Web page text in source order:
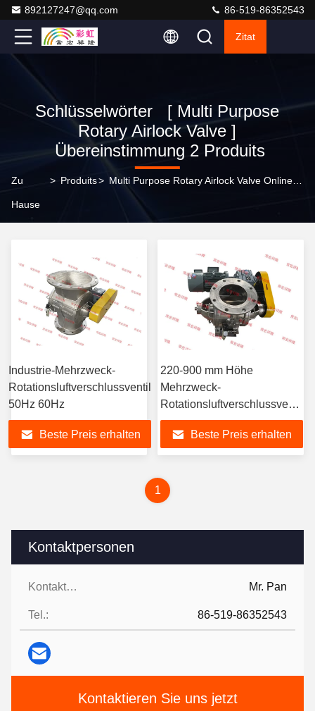
892127247@qq.com 86-519-86352543
Zitat
Schlüsselwörter [ Multi Purpose
Rotary Airlock Valve ]
Übereinstimmung 2 Produits
Zu
Hause
> Produits> Multi Purpose Rotary Airlock Valve Online-Hersteller
Kontaktpersonen
Kontaktpersonen: Mr. Pan
Tel.: 86-519-86352543
Kontaktieren Sie uns jetzt
Industrie-Mehrzweck-
Rotationsluftverschlussventil
50Hz 60Hz
Beste Preis erhalten
220-900 mm Höhe
Mehrzweck-
Rotationsluftverschlussventil
Industrie
Beste Preis erhalten
1